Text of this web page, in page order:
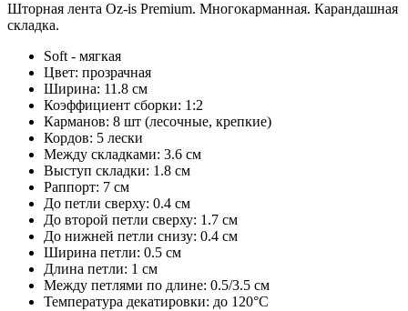
Шторная лента Oz-is Premium. Многокарманная. Карандашная
складка.
Soft - мягкая
Цвет: прозрачная
Ширина: 11.8 см
Коэффициент сборки: 1:2
Карманов: 8 шт (лесочные, крепкие)
Кордов: 5 лески
Между складками: 3.6 см
Выступ складки: 1.8 см
Раппорт: 7 см
До петли сверху: 0.4 см
До второй петли сверху: 1.7 см
До нижней петли снизу: 0.4 см
Ширина петли: 0.5 см
Длина петли: 1 см
Между петлями по длине: 0.5/3.5 см
Температура декатировки: до 120°С